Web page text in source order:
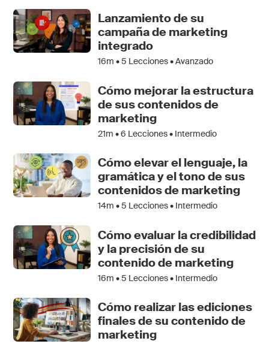
Lanzamiento de su
campaña de marketing
integrado
16m •5 Lecciones • Avanzado
Cómo mejorar la estructura
de sus contenidos de
marketing
21m •6 Lecciones • Intermedio
Cómo elevar el lenguaje, la
gramática y el tono de sus
contenidos de marketing
14m •5 Lecciones • Intermedio
Cómo evaluar la credibilidad
y la precisión de su
contenido de marketing
16m •5 Lecciones • Intermedio
Cómo realizar las ediciones
finales de su contenido de
marketing